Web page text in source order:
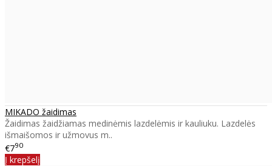
MIKADO žaidimas
Žaidimas žaidžiamas medinėmis lazdelėmis ir kauliuku. Lazdelės
išmaišomos ir užmovus m..
€790
Į krepšelį